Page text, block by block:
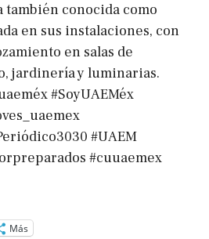
también conocida como
en sus instalaciones, con
en salas de
jardinería y luminarias.
#SoyUAEMéx
#UAEM
#cuuaemex
Más